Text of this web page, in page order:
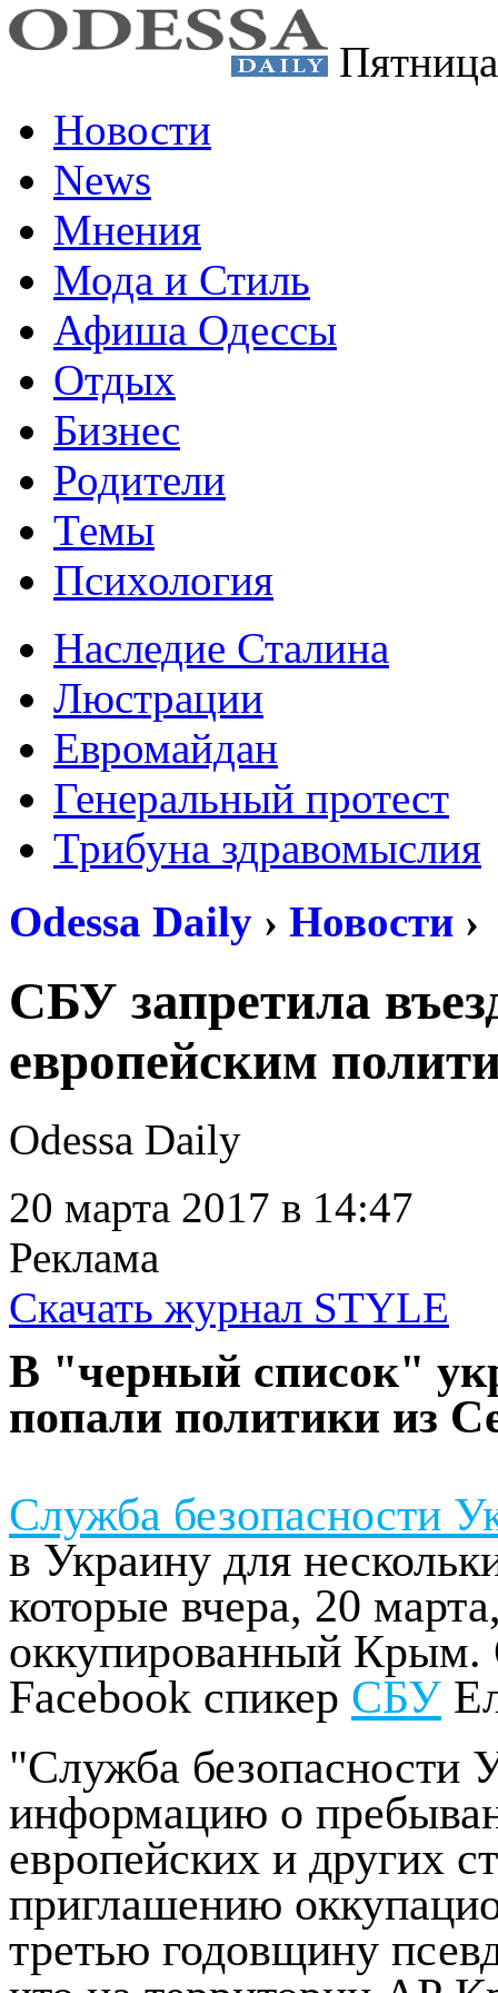
Новости
News
Мнения
Мода и Стиль
Афиша Одессы
Отдых
Бизнес
Родители
Темы
Психология
Наследие Сталина
Люстрации
Евромайдан
Генеральный протест
Трибуна здравомыслия
Odessa Daily › Новости ›
СБУ запретила
европейским
Odessa Daily
20 марта 2017 в 14:47
Реклама
Скачать журнал STYLE
В "черный список"
попали политики из
Служба безопасности
в Украину для
которые вчера, 20
оккупированный Крым.
Facebook спикер СБУ
"Служба безопасности
информацию о
европейских и других
приглашению
третью годовщину